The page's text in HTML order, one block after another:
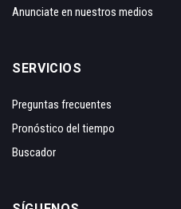
Anunciate en nuestros medios
SERVICIOS
Preguntas frecuentes
Pronóstico del tiempo
Buscador